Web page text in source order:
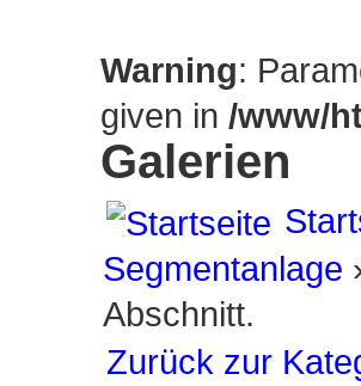
Warning:
given in /www/
Galerien
Segmentanlage
Abschnitt.
Zurück zur